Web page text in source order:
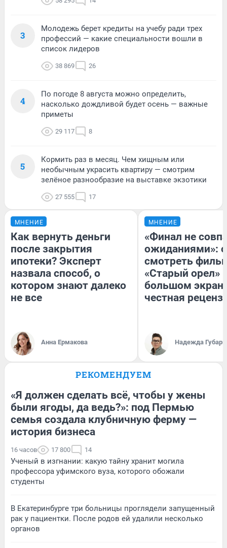
3
Молодежь берет кредиты на учебу ради трех
профессий — какие специальности вошли в
список лидеров
38 869 26
4
По погоде 8 августа можно определить,
насколько дождливой будет осень — важные
приметы
29 117 8
5
Кормить раз в месяц. Чем хищным или
необычным украсить квартиру — смотрим
зелёное разнообразие на выставке экзотики
27 555 17
МНЕНИЕ
Как вернуть деньги
после закрытия
ипотеки? Эксперт
назвала способ, о
котором знают далеко
не все
Анна Ермакова
МНЕНИЕ
«Финал не
ожиданиями»:
смотреть
«Старый орел»
большом
честная
Надежда Губарь
РЕКОМЕНДУЕМ
«Я должен сделать всё, чтобы у жены
были ягоды, да ведь?»: под Пермью
семья создала клубничную ферму —
история бизнеса
16 часов 17 800 14
Ученый в изгнании: какую тайну хранит могила
профессора уфимского вуза, которого обожали
студенты
В Екатеринбурге три больницы проглядели запущенный
рак у пациентки. После родов ей удалили несколько
органов